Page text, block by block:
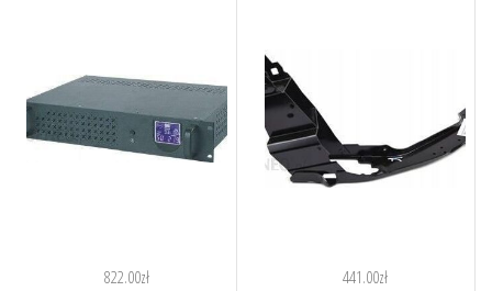
822.00zł 441.00zł